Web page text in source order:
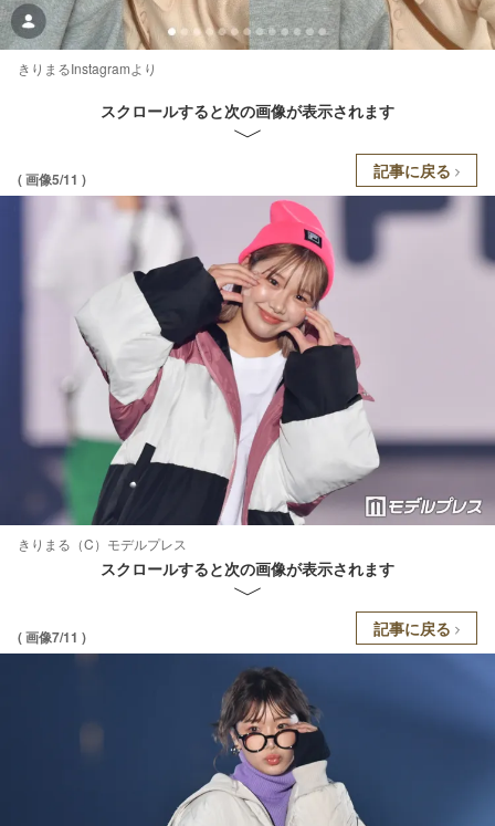
きりまるInstagramより
スクロールすると次の画像が表示されます
( 画像5/11 ) 記事に戻る
きりまる（C）モデルプレス
スクロールすると次の画像が表示されます
( 画像7/11 ) 記事に戻る